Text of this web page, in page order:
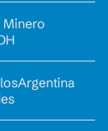
Minero
Argentina